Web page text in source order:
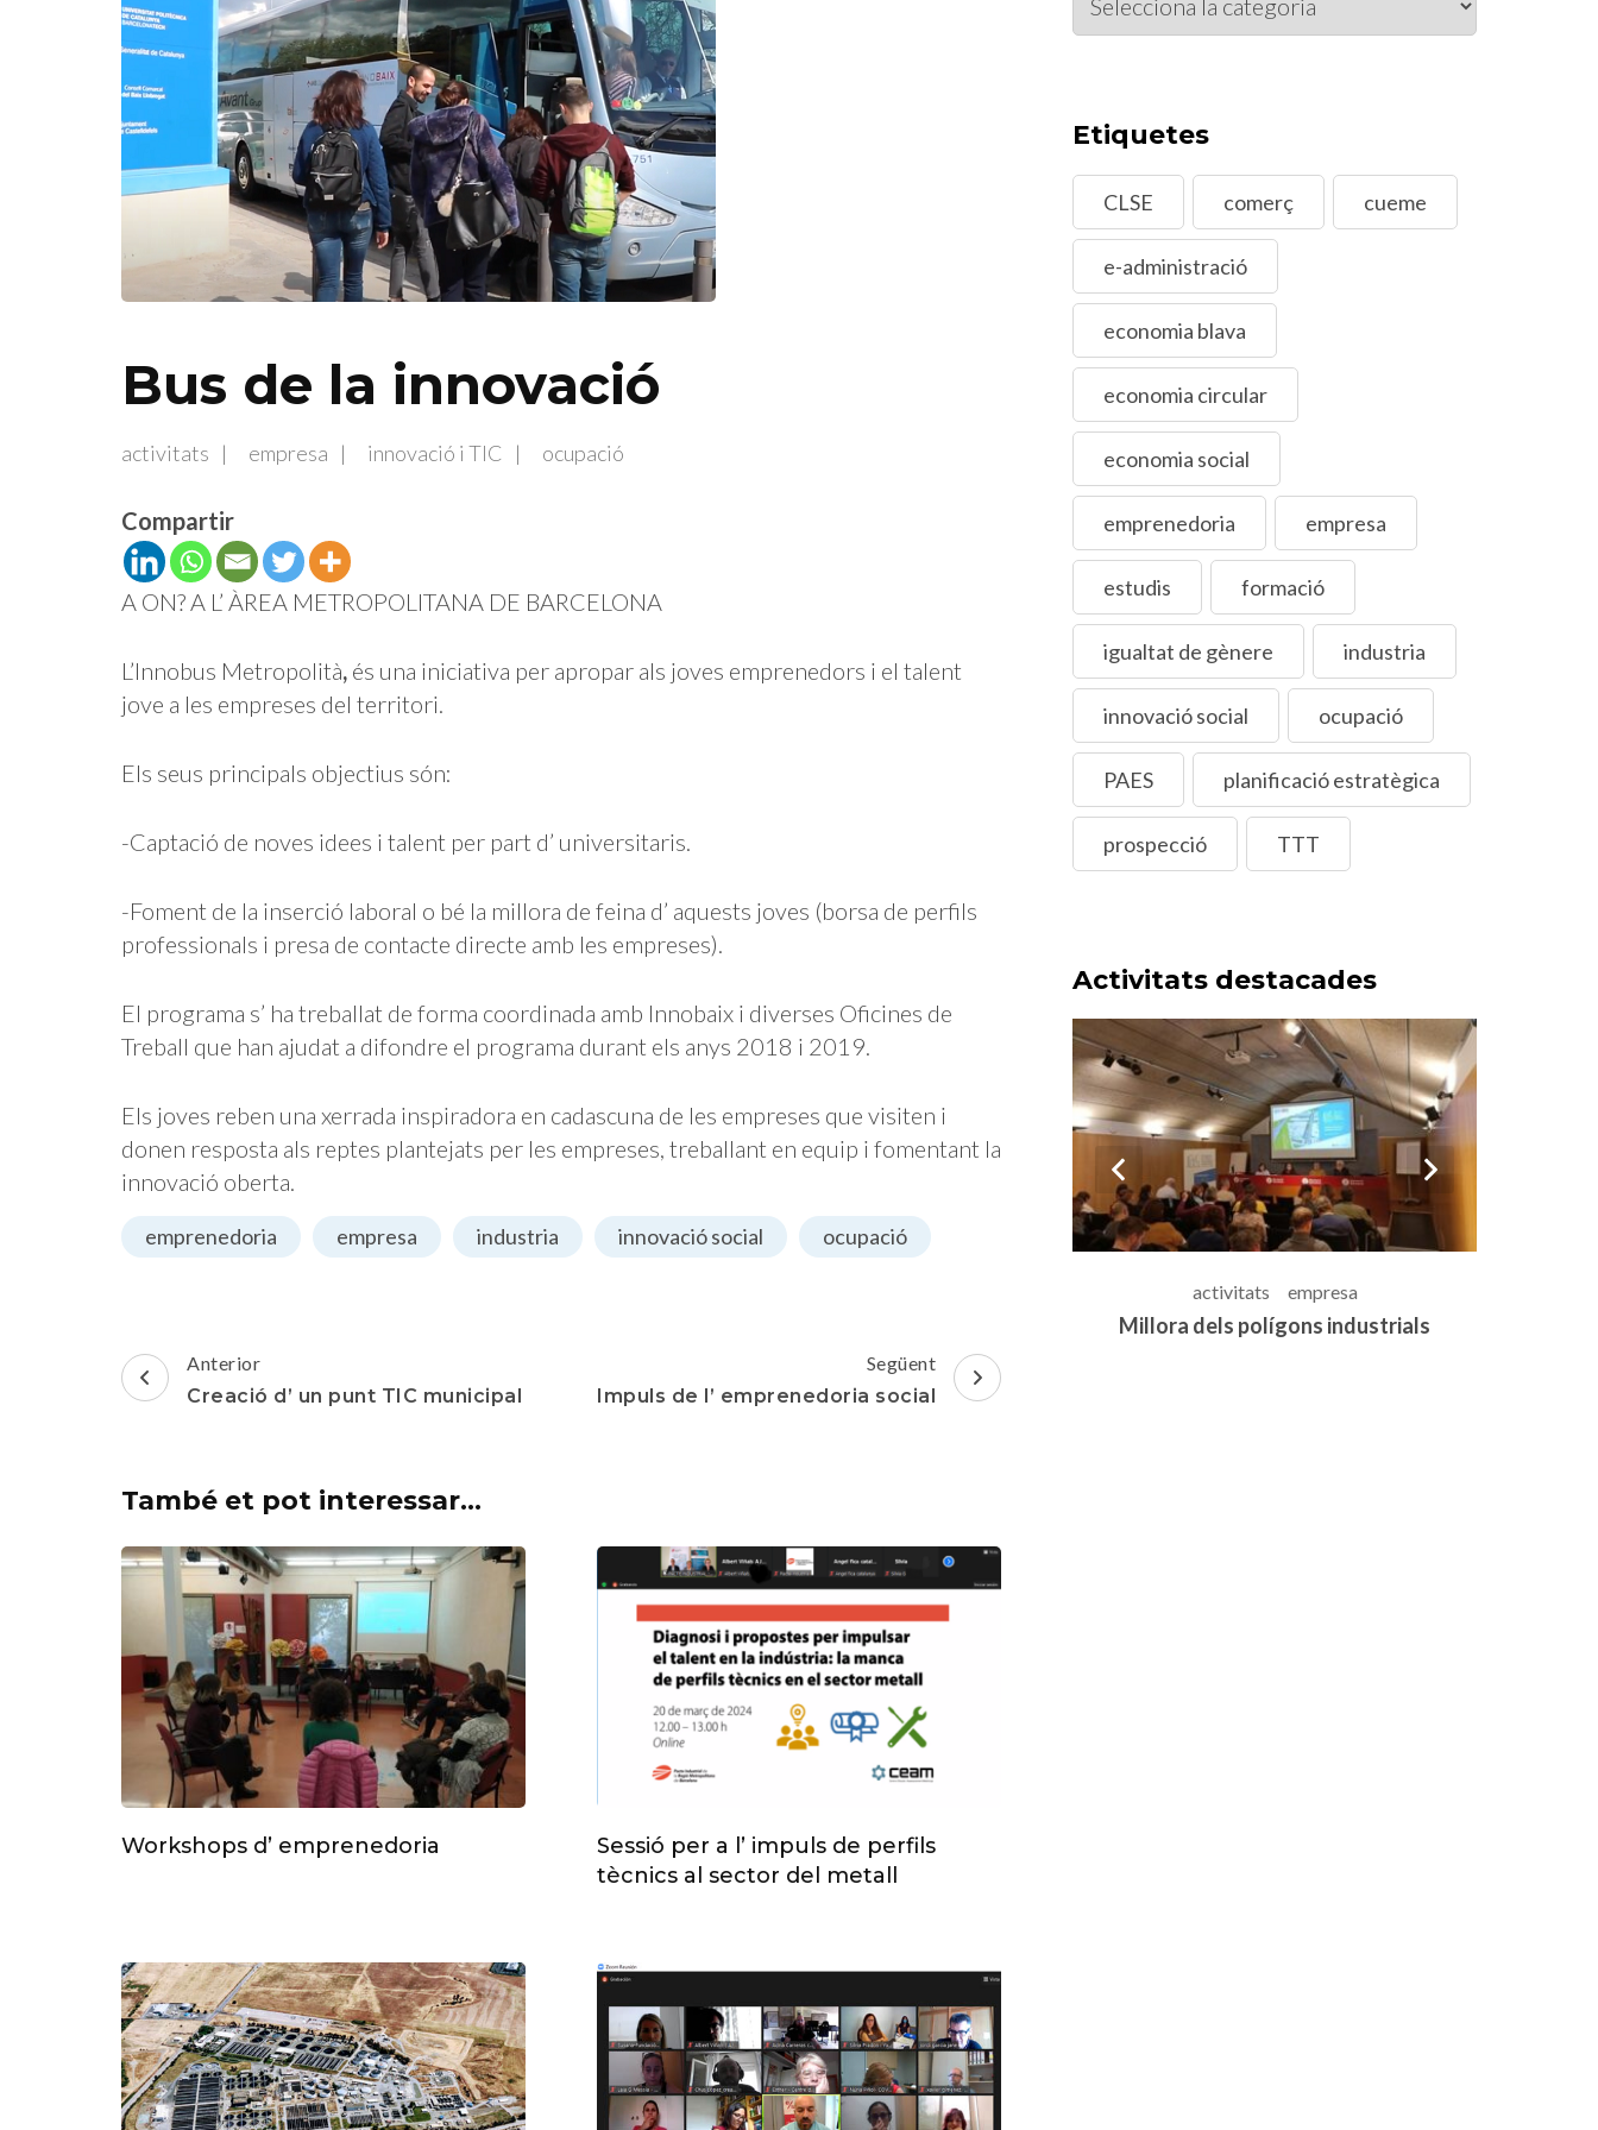
Bus de la innovació
activitats empresa innovació i TIC ocupació
Compartir
A ON? A L’ ÀREA METROPOLITANA DE BARCELONA
L’Innobus Metropolità, és una iniciativa per apropar als joves emprenedors i el talent
jove a les empreses del territori.
Els seus principals objectius són:
-Captació de noves idees i talent per part d’ universitaris.
-Foment de la inserció laboral o bé la millora de feina d’ aquests joves (borsa de perfils
professionals i presa de contacte directe amb les empreses).
El programa s’ ha treballat de forma coordinada amb Innobaix i diverses Oficines de
Treball que han ajudat a difondre el programa durant els anys 2018 i 2019.
Els joves reben una xerrada inspiradora en cadascuna de les empreses que visiten i
donen resposta als reptes plantejats per les empreses, treballant en equip i fomentant la
innovació oberta.
emprenedoria empresa industria innovació social ocupació
Post
Navigation
Anterior
Creació d’ un punt TIC municipal
Següent
Impuls de l’ emprenedoria social
També et pot interessar...
Workshops d’ emprenedoria
Sessió per a l’ impuls de perfils
tècnics al sector del metall
d’actuació
Etiquetes
CLSE comerç cueme
e-administració
economia blava
economia circular
economia social
emprenedoria empresa
estudis formació
igualtat de gènere industria
innovació social ocupació
PAES planificació estratègica
prospecció TTT
Activitats destacades
territorial
activitats empresa
Millora dels polígons industrials
prev